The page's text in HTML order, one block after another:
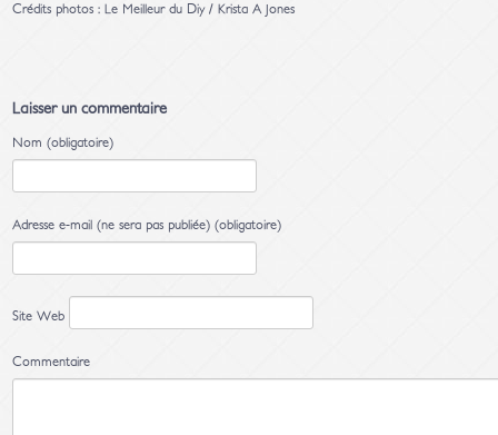
Crédits photos : Le Meilleur du Diy / Krista A Jones
Laisser un commentaire
Nom (obligatoire)
Adresse e-mail (ne sera pas publiée) (obligatoire)
Site Web
Commentaire